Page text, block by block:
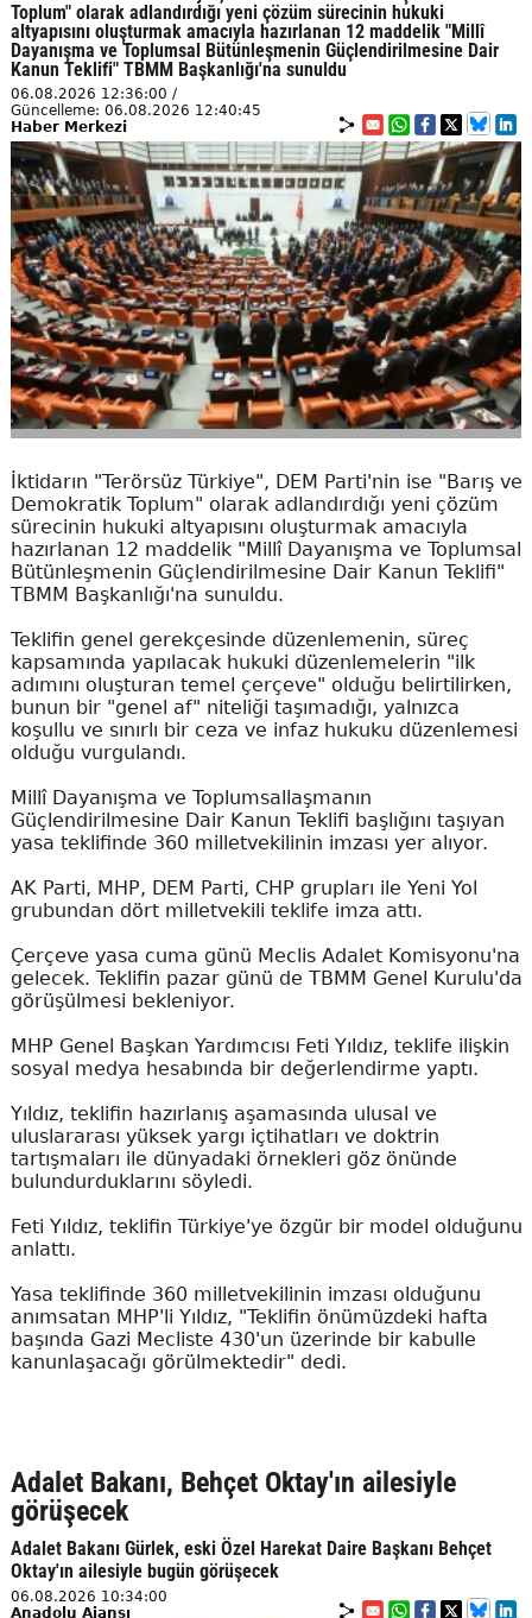
Toplum" olarak adlandırdığı yeni çözüm sürecinin hukuki
altyapısını oluşturmak amacıyla hazırlanan 12 maddelik "Millî
Dayanışma ve Toplumsal Bütünleşmenin Güçlendirilmesine Dair
Kanun Teklifi" TBMM Başkanlığı'na sunuldu
06.08.2026 12:36:00 /
Güncelleme: 06.08.2026 12:40:45
Haber Merkezi
İktidarın "Terörsüz Türkiye", DEM Parti'nin ise "Barış ve
Demokratik Toplum" olarak adlandırdığı yeni çözüm
sürecinin hukuki altyapısını oluşturmak amacıyla
hazırlanan 12 maddelik "Millî Dayanışma ve Toplumsal
Bütünleşmenin Güçlendirilmesine Dair Kanun Teklifi"
TBMM Başkanlığı'na sunuldu.
Teklifin genel gerekçesinde düzenlemenin, süreç
kapsamında yapılacak hukuki düzenlemelerin "ilk
adımını oluşturan temel çerçeve" olduğu belirtilirken,
bunun bir "genel af" niteliği taşımadığı, yalnızca
koşullu ve sınırlı bir ceza ve infaz hukuku düzenlemesi
olduğu vurgulandı.
Millî Dayanışma ve Toplumsallaşmanın
Güçlendirilmesine Dair Kanun Teklifi başlığını taşıyan
yasa teklifinde 360 milletvekilinin imzası yer alıyor.
AK Parti, MHP, DEM Parti, CHP grupları ile Yeni Yol
grubundan dört milletvekili teklife imza attı.
Çerçeve yasa cuma günü Meclis Adalet Komisyonu'na
gelecek. Teklifin pazar günü de TBMM Genel Kurulu'da
görüşülmesi bekleniyor.
MHP Genel Başkan Yardımcısı Feti Yıldız, teklife ilişkin
sosyal medya hesabında bir değerlendirme yaptı.
Yıldız, teklifin hazırlanış aşamasında ulusal ve
uluslararası yüksek yargı içtihatları ve doktrin
tartışmaları ile dünyadaki örnekleri göz önünde
bulundurduklarını söyledi.
Feti Yıldız, teklifin Türkiye'ye özgür bir model olduğunu
anlattı.
Yasa teklifinde 360 milletvekilinin imzası olduğunu
anımsatan MHP'li Yıldız, "Teklifin önümüzdeki hafta
başında Gazi Mecliste 430'un üzerinde bir kabulle
kanunlaşacağı görülmektedir" dedi.
Adalet Bakanı, Behçet Oktay'ın ailesiyle
görüşecek
Adalet Bakanı Gürlek, eski Özel Harekat Daire Başkanı Behçet
Oktay'ın ailesiyle bugün görüşecek
06.08.2026 10:34:00
Anadolu Ajansı